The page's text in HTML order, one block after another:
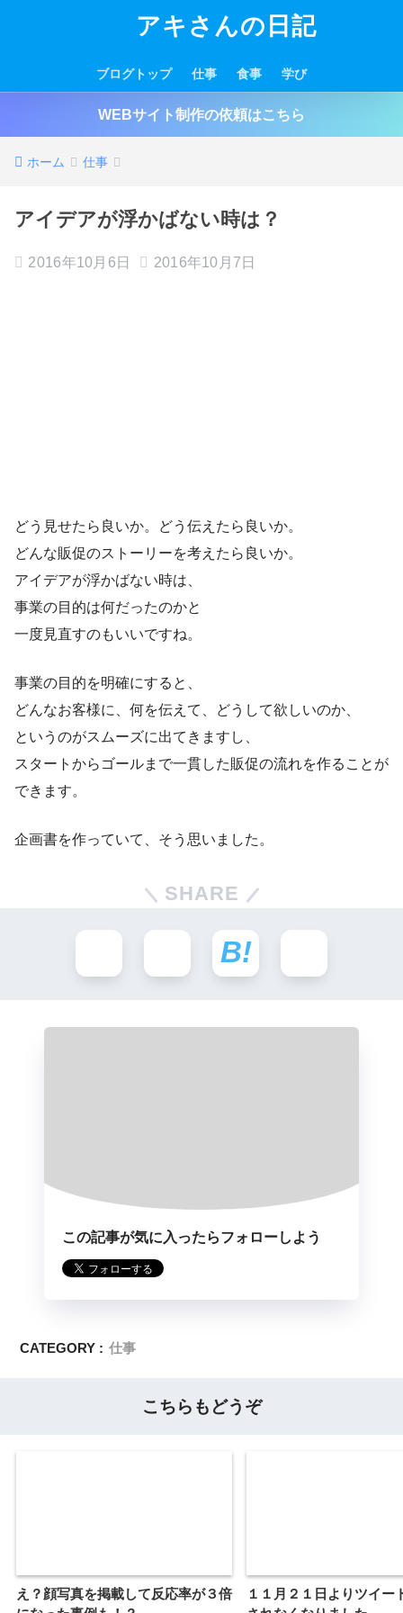
アキさんの日記
ブログトップ 仕事 食事 学び
WEBサイト制作の依頼はこちら
ホーム 仕事
アイデアが浮かばない時は？
2016年10月6日 2016年10月7日
どう見せたら良いか。どう伝えたら良いか。
どんな販促のストーリーを考えたら良いか。
アイデアが浮かばない時は、
事業の目的は何だったのかと
一度見直すのもいいですね。
事業の目的を明確にすると、
どんなお客様に、何を伝えて、どうして欲しいのか、
というのがスムーズに出てきますし、
スタートからゴールまで一貫した販促の流れを作ることが
できます。
企画書を作っていて、そう思いました。
SHARE
この記事が気に入ったらフォローしよう
CATEGORY : 仕事
こちらもどうぞ
え？顔写真を掲載して反応率が３倍
１１月２１日よりツイー